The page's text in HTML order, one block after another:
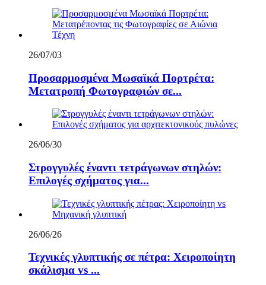
26/07/03
Προσαρμοσμένα Μωσαϊκά Πορτρέτα:
Μετατροπή Φωτογραφιών σε...
26/06/30
Στρογγυλές έναντι τετράγωνων στηλών:
Επιλογές σχήματος για...
26/06/26
Τεχνικές γλυπτικής σε πέτρα: Χειροποίητη
σκάλισμα vs ...